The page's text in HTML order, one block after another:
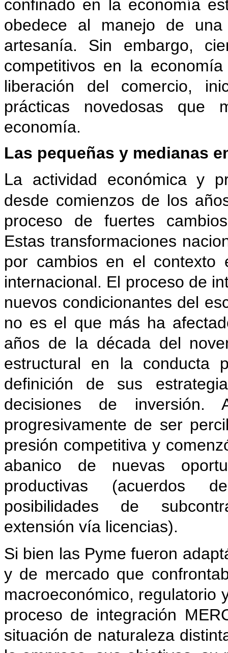
confinado en la economía
obedece al manejo de
artesanía. Sin embargo,
competitivos en la
liberación del comercio,
prácticas novedosas
economía.
Las pequeñas y medianas
La actividad económica y
desde comienzos de los
proceso de fuertes
Estas transformaciones
por cambios en el contexto
internacional. El proceso de
nuevos condicionantes del
no es el que más ha
años de la década del
estructural en la conducta
definición de sus
decisiones de inversión.
progresivamente de ser
presión competitiva y
abanico de nuevas
productivas (acuerdos
posibilidades de
extensión vía licencias).
Si bien las Pyme fueron
y de mercado que
macroeconómico, regulatorio
proceso de integración
situación de naturaleza